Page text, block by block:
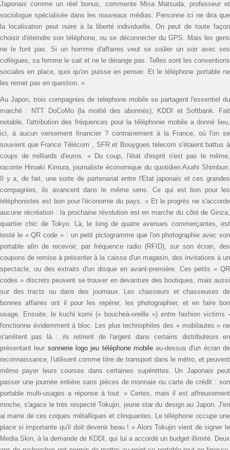
Japonais comme un réel bonus, commente Misa Matsuda, professeur et
sociologue spécialisée dans les nouveaux médias. Personne ici ne dira que
la localisation peut nuire à la liberté individuelle. On peut de toute façon
choisir d'éteindre son téléphone, ou se déconnecter du GPS. Mais les gens
ne le font pas. Si un homme d'affaires veut se soûler un soir avec ses
collègues, sa femme le sait et ne le dérange pas. Telles sont les conventions
sociales en place, quoi qu'on puisse en penser. Et le téléphone portable ne
les remet pas en question. »
Au Japon, trois compagnies de telephone mobile se partagent l'essentiel du
marché : NTT DoCoMo (la moitié des abonnés), KDDI et Softbank. Fait
notable, l'attribution des fréquences pour la téléphonie mobile a donné lieu,
ici, à aucun versement financier ? contrairement à la France, où l'on se
souvient que France Télécom , SFR et Bouygues telecom s'étaient battus à
coups de milliards d'euros. « Du coup, l'état d'esprit n'est pas le même,
raconte Hiroaki Kimura, journaliste économique du quotidien Asahi Shimbun.
Il y a, de fait, une sorte de partenariat entre l'Etat japonais et ces grandes
compagnies, ils avancent dans le même sens. Ce qui est bon pour les
téléphonistes est bon pour l'économie du pays. » Et le progrès ne s'accorde
aucune récréation : la prochaine révolution est en marche du côté de Ginza,
quartier chic de Tokyo. Là, le long de quatre avenues commerçantes, est
testé le « QR code » : un petit pictogramme que l'on photographie avec son
portable afin de recevoir, par fréquence radio (RFID), sur son écran, des
coupons de remise à présenter à la caisse d'un magasin, des invitations à un
spectacle, ou des extraits d'un disque en avant-première. Ces petits « QR
codes » discrets peuvent se trouver en devanture des boutiques, mais aussi
sur des tracts ou dans des journaux. Les chasseurs et chasseuses de
bonnes affaires ont il pour les repérer, les photographier, et en faire bon
usage. Ensuite, le kuchi komi (« boucheà-oreille ») entre fashion victims ­
fonctionne évidemment à bloc. Les plus technophiles des « mobilautes » ne
s'arrêtent pas là : ils re­tirent de l'argent dans certains ­dis­tributeurs en
présentant leur sonnerie logo jeu téléphone mobileau-dessus d'un écran de
reconnaissance, l'utilisent comme titre de transport dans le métro, et peuvent
même payer leurs courses dans certaines supérettes. Un Japonais peut
passer une journée entière sans pièces de monnaie ou carte de crédit : son
portable multi-usages a réponse à tout. « Certes, mais il est affreusement
moche, s'agace le très respecté Tokujin, jeune star du design au Japon. J'en
ai marre de ces coques métalliques et clinquantes. Le téléphone occupe une
place si importante qu'il doit devenir beau ! » Alors Tokujin vient de signer le
Media Skin, à la demande de KDDI, qui lui a accordé un budget illimité. Deux